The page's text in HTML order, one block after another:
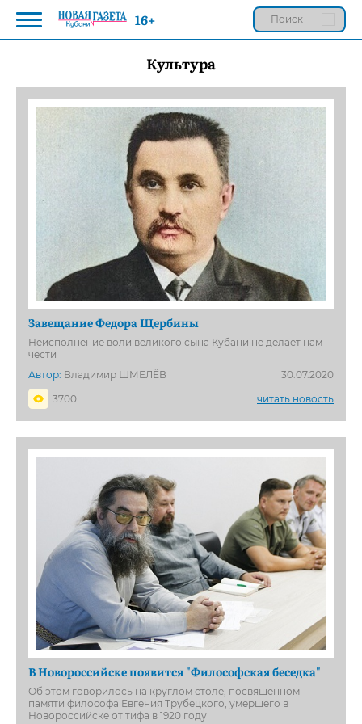
Культура
Завещание Федора Щербины
Неисполнение воли великого сына Кубани не делает нам
чести
Автор: Владимир ШМЕЛЁВ
30.07.2020
3700
читать новость
В Новороссийске появится "Философская беседка"
Об этом говорилось на круглом столе, посвященном
памяти философа Евгения Трубецкого, умершего в
Новороссийске от тифа в 1920 году
16+